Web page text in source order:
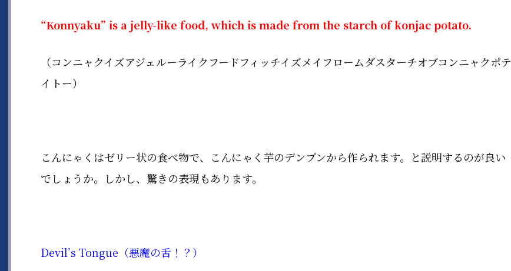
“Konnyaku” is a jelly-like food, which ismade from the starch of konjac potato.
（コンニャクイズアジェルーライクフードフィッチイズメイフロームダスターチオブコンニャクポテ
イトー）
こんにゃくはゼリー状の食べ物で、こんにゃく芋のデンプンから作られます。と説明するのが良い
でしょうか。しかし、驚きの表現もあります。
Devil’s Tongue （悪魔の舌！？）